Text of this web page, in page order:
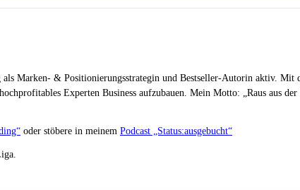
Marken- & Positionierungsstrategin und Bestseller-Autorin aktiv.
Experten Business aufzubauen. Mein Motto: „Raus aus
oder stöbere in meinem Podcast „Status:ausgebucht“